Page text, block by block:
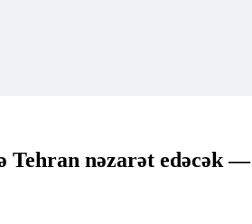
Tehran nəzarət edəcək —